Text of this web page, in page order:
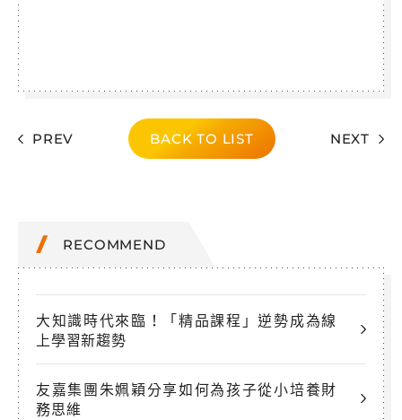
PREV BACK TO LIST NEXT
RECOMMEND
大知識時代來臨！「精品課程」逆勢成為線
上學習新趨勢
友嘉集團朱姵穎分享如何為孩子從小培養財
務思維